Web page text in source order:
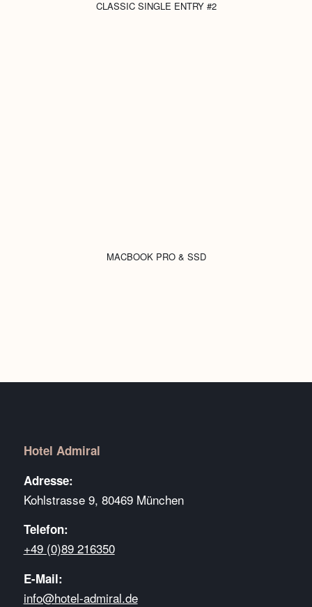
CLASSIC SINGLE ENTRY #2
MACBOOK PRO & SSD
Hotel Admiral
Adresse:
Kohlstrasse 9, 80469 München
Telefon:
+49 (0)89 216350
E-Mail:
info@hotel-admiral.de